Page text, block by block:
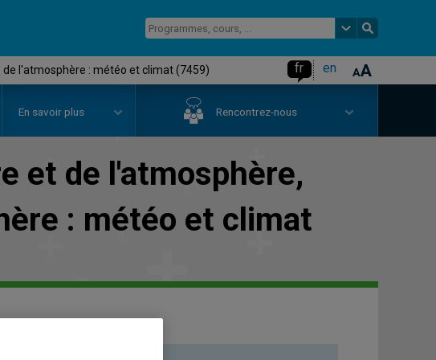
l'atmosphère : météo et climat (7459) fr en
En savoir plus Rencontrez-nous
et de l'atmosphère,
: météo et climat